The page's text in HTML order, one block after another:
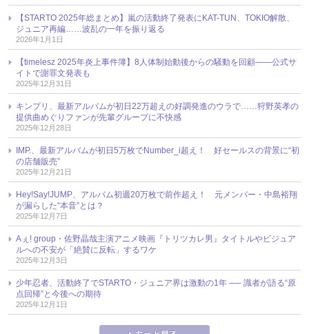
【STARTO 2025年総まとめ】嵐の活動終了発表にKAT-TUN、TOKIO解散、
ジュニア再編……波乱の一年を振り返る
2026年1月1日
【timelesz 2025年炎上事件簿】8人体制始動後からの騒動を回顧――公式サ
イトで謝罪文発表も
2025年12月31日
キンプリ、最新アルバムが初日22万超えの好調発進のウラで……狩野英孝の
提供曲めぐりファンが先輩グループに不快感
2025年12月28日
IMP.、最新アルバムが初日5万枚でNumber_i超え！ 好セールスの背景に“初
の店舗販売”
2025年12月21日
Hey!Say!JUMP、アルバム初週20万枚で前作超え！ 元メンバー・中島裕翔
が漏らした“本音”とは？
2025年12月7日
Aぇ! group・佐野晶哉主演アニメ映画『トリツカレ男』タイトルやビジュア
ルへの不安が「絶賛に反転」するワケ
2025年12月3日
少年忍者、活動終了でSTARTO・ジュニア界は激動の1年 ── 識者が語る“原
点回帰”と今後への期待
2025年12月1日